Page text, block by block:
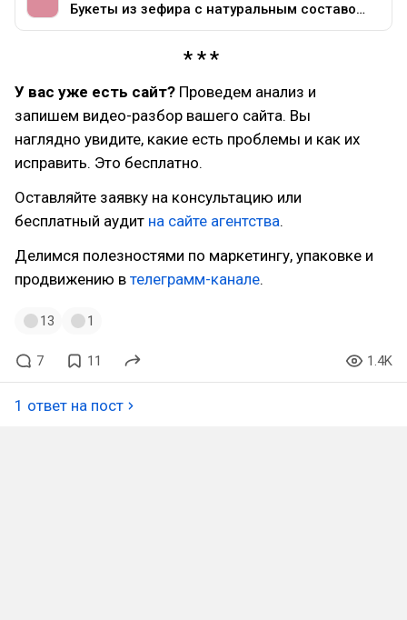
Букеты из зефира с натуральным составом от 300 рублей в Москве
У вас уже есть сайт? Проведем анализ и
запишем видео-разбор вашего сайта. Вы
наглядно увидите, какие есть проблемы и как их
исправить. Это бесплатно.
Оставляйте заявку на консультацию или
бесплатный аудит на сайте агентства.
Делимся полезностями по маркетингу, упаковке и
продвижению в телеграмм-канале.
13 1
7 11 1.4K
1 ответ на пост